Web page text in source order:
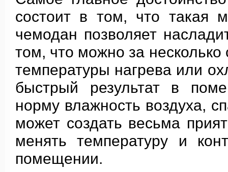
состоит в том, что такая
чемодан позволяет
том, что можно за
температуры нагрева или
быстрый результат в
норму влажность воздуха,
может создать весьма
менять температуру и
помещении.